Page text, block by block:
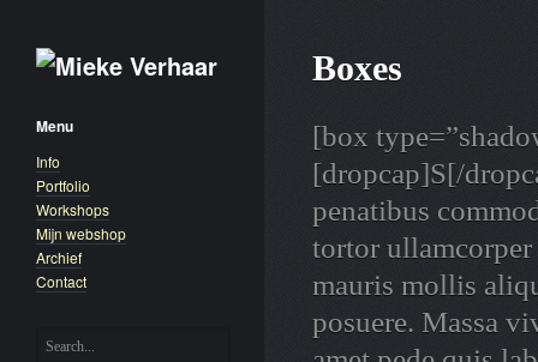
Menu
Info
Portfolio
Workshops
Mijn webshop
Archief
Contact
Boxes
[box
[dropcap]S[/
penatibus
tortor
mauris mollis
posuere. Massa